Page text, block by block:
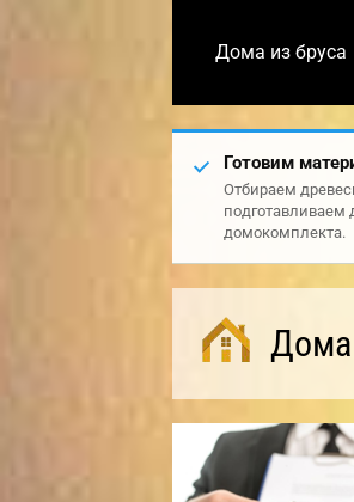
Дома из бруса
Готовим
Отбираем
подготавливаем
домокомплекта.
Дома